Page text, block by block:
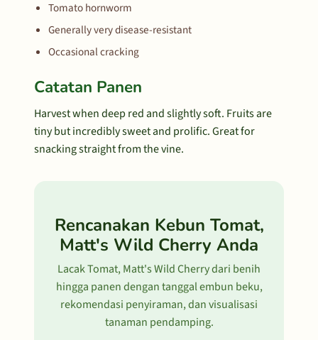
Tomato hornworm
Generally very disease-resistant
Occasional cracking
Catatan Panen
Harvest when deep red and slightly soft. Fruits are
tiny but incredibly sweet and prolific. Great for
snacking straight from the vine.
Rencanakan Kebun Tomat,
Matt's Wild Cherry Anda
Lacak Tomat, Matt's Wild Cherry dari benih
hingga panen dengan tanggal embun beku,
rekomendasi penyiraman, dan visualisasi
tanaman pendamping.